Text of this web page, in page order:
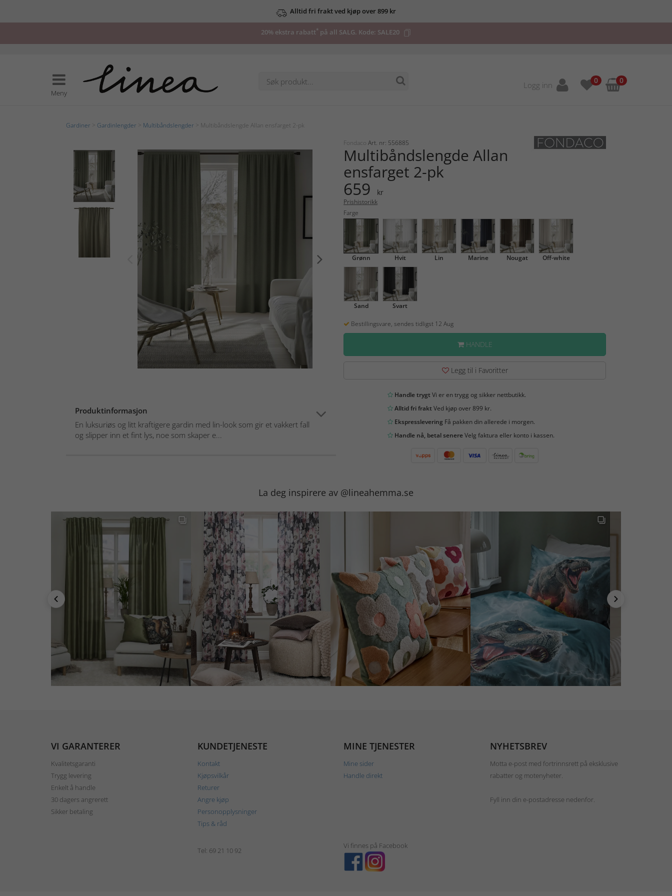
Alltid fri frakt ved kjøp over 899 kr
20% ekstra rabatt* på all SALG. Kode: SALE20
Meny
Logg inn 0 0
Gardiner Gardinlengder Multibåndslengder > Multibåndslengde Allan ensfarget 2-pk
Produktinformasjon
En luksuriøs og litt kraftigere gardin med lin-look som gir et vakkert fall
og slipper inn et fint lys, noe som skaper e...
Fondaco Art. nr: 556885
Multibåndslengde Allan
ensfarget 2-pk
659 kr
Prishistorikk
Farge
Grønn Hvit Lin Marine Nougat Off-white
Sand Svart
Bestillingsvare, sendes tidligst 12 Aug
HANDLE
Legg til i Favoritter
Handle trygtVi er en trygg og sikker nettbutikk.
Alltid fri fraktVed kjøp over 899 kr.
EkspressleveringFå pakken din allerede i morgen.
Handle nå, betal senereVelg faktura eller konto i kassen.
La deg inspirere av @lineahemma.se
VI GARANTERER
Kvalitetsgaranti
Trygg levering
Enkelt å handle
30 dagers angrerett
Sikker betaling
KUNDETJENESTE
Kontakt
Kjøpsvilkår
Returer
Angre kjøp
Personopplysninger
Tips & råd
MINE TJENESTER
Mine sider
Handle direkt
NYHETSBREV
Motta e-post med fortrinnsrett på eksklusive
rabatter og motenyheter.
Fyll inn din e-postadresse nedenfor.
Tel: 69 21 10 92
Vi finnes på Facebook